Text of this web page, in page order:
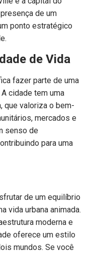
de um
ponto estratégico
de Vida
fazer parte de uma
cidade tem uma
que valoriza o bem-
mercados e
senso de
para uma
de um equilíbrio
vida urbana animada.
moderna e
oferece um estilo
mundos. Se você